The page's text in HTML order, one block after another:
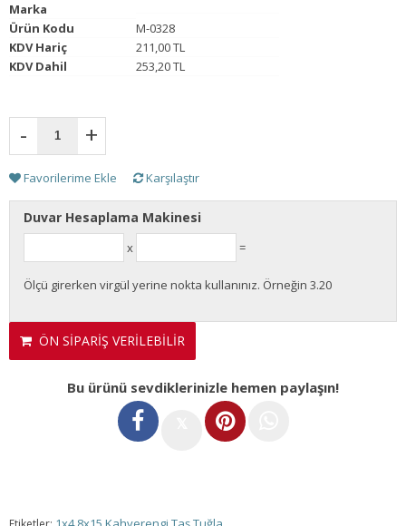
Marka
Ürün Kodu
M-0328
KDV Hariç
211,00 TL
KDV Dahil
253,20 TL
- +
Favorilerime Ekle Karşılaştır
Duvar Hesaplama Makinesi
x =
Ölçü girerken virgül yerine nokta kullanınız. Örneğin 3.20
ÖN SİPARİŞ VERİLEBİLİR
Bu ürünü sevdiklerinizle hemen paylaşın!